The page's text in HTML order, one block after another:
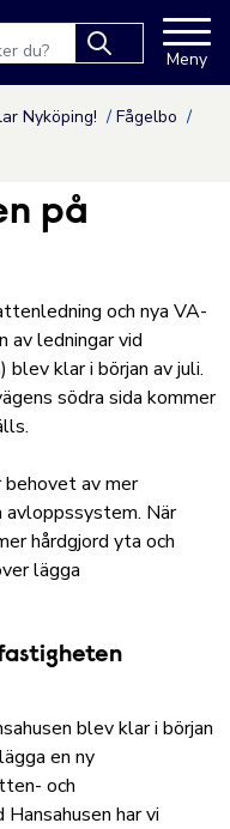
Meny
Nyköping!
Fågelbo
på
och nya VA-
av ledningar vid
blev klar i början av juli.
södra sida kommer
av mer
avloppssystem. När
hårdgjord yta och
lägga
blev klar i början
en ny
och
har vi